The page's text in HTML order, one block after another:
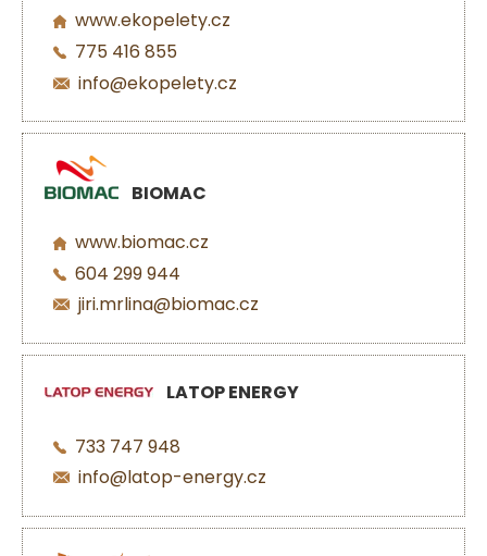
www.ekopelety.cz
775 416 855
info@ekopelety.cz
BIOMAC
www.biomac.cz
604 299 944
jiri.mrlina@biomac.cz
LATOP ENERGY
733 747 948
info@latop-energy.cz